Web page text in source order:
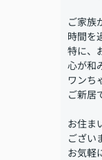
ご家族
時間を
特に、
心が和
ワンち
ご新居
お住ま
ござい
お気軽